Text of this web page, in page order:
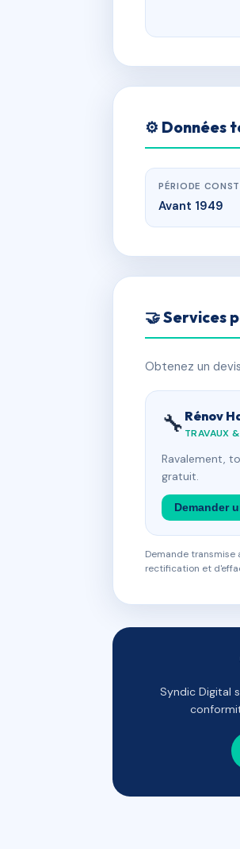
⚙️ Données
PÉRIODE
Avant 1949
🤝 Services
Obtenez un
🔧 Rénov
TRAVAUX
Ravalement,
gratuit.
Demander
Demande transmise
rectification et
Syndic Digital